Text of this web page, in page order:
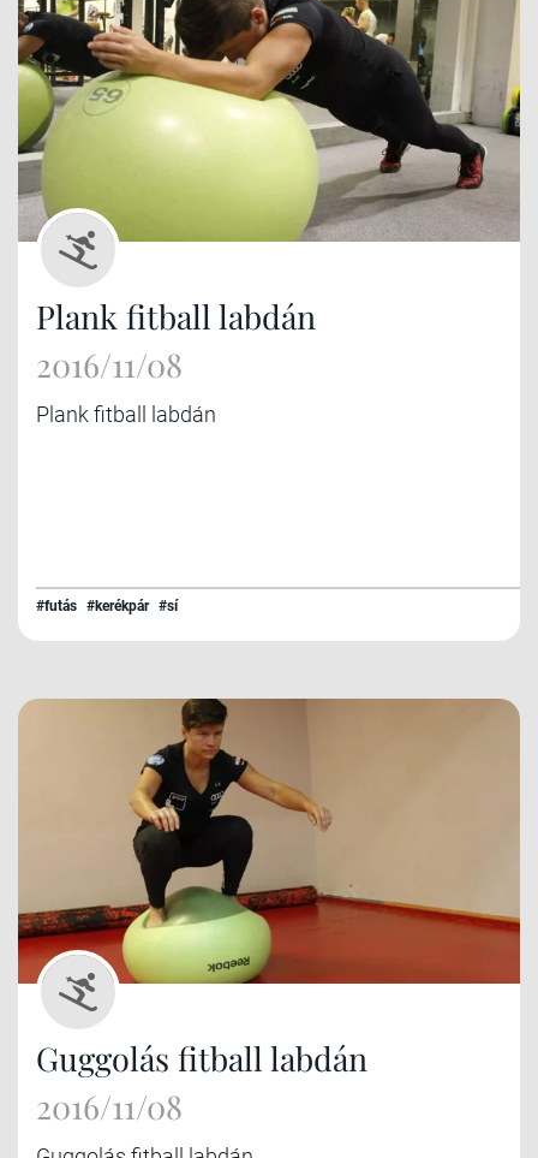
Plank fitball labdán
2016/11/08
Plank fitball labdán
#futás #kerékpár #sí
Guggolás fitball labdán
2016/11/08